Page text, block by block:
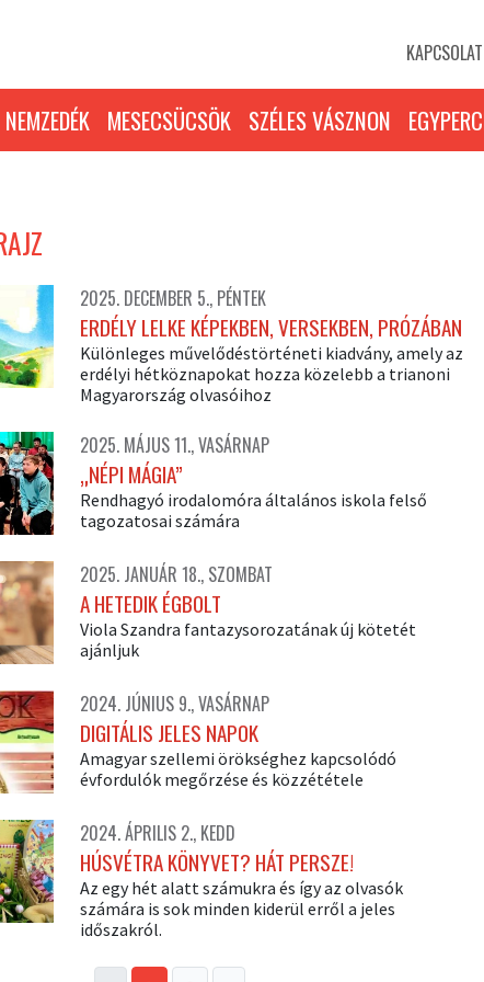
KAPCSOLAT
MESECSÜCSÖK SZÉLES VÁSZNON
2025. DECEMBER 5., PÉNTEK
ERDÉLY LELKE KÉPEKBEN, VERSEKBEN, PRÓZÁBAN
Különleges művelődéstörténeti kiadvány, amely az
erdélyi hétköznapokat hozza közelebb a trianoni
Magyarország olvasóihoz
2025. MÁJUS 11., VASÁRNAP
„NÉPI MÁGIA”
Rendhagyó irodalomóra általános iskola felső
tagozatosai számára
2025. JANUÁR 18., SZOMBAT
A HETEDIK ÉGBOLT
Viola Szandra fantazysorozatának új kötetét
ajánljuk
2024. JÚNIUS 9., VASÁRNAP
DIGITÁLIS JELES NAPOK
Amagyar szellemi örökséghez kapcsolódó
évfordulók megőrzése és közzététele
2024. ÁPRILIS 2., KEDD
HÚSVÉTRA KÖNYVET? HÁT PERSZE!
Az egy hét alatt számukra és így az olvasók
számára is sok minden kiderül erről a jeles
időszakról.